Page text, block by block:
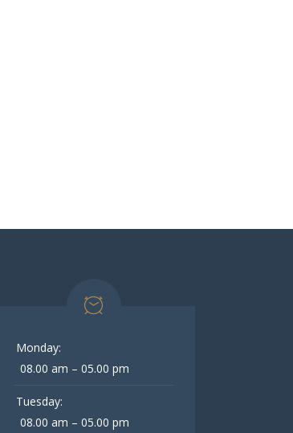
Monday:
08.00 am – 05.00 pm
Tuesday:
08.00 am – 05.00 pm